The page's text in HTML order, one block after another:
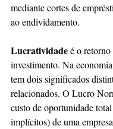
mediante cortes de
ao endividamento.
Lucratividade é o
investimento. Na
tem dois significados
relacionados. O Lucro
custo de oportunidade
implícitos) de uma